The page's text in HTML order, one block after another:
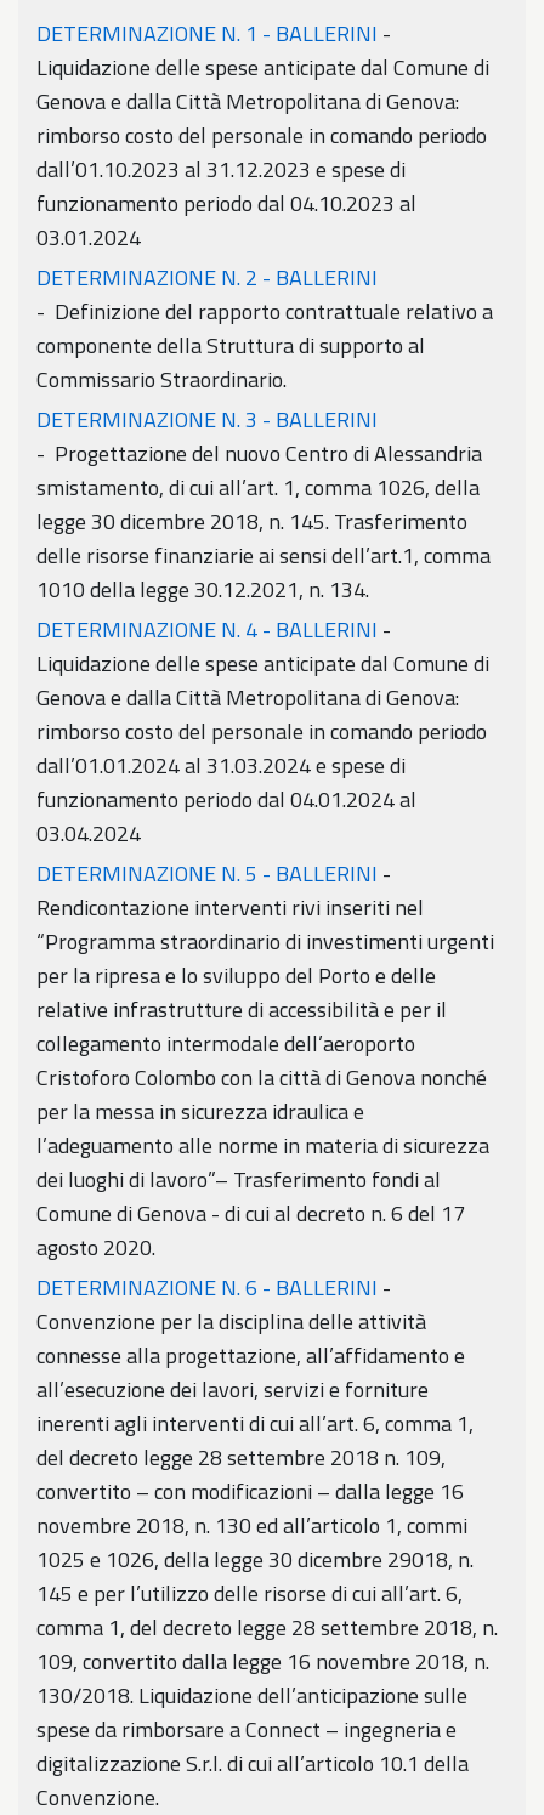
DETERMINAZIONE N. 1 - BALLERINI -
Liquidazione delle spese anticipate dal Comune di
Genova e dalla Città Metropolitana di Genova:
rimborso costo del personale in comando periodo
dall’01.10.2023 al 31.12.2023 e spese di
funzionamento periodo dal 04.10.2023 al
03.01.2024
DETERMINAZIONE N. 2 - BALLERINI
- Definizione del rapporto contrattuale relativo a
componente della Struttura di supporto al
Commissario Straordinario.
DETERMINAZIONE N. 3 - BALLERINI
- Progettazione del nuovo Centro di Alessandria
smistamento, di cui all’art. 1, comma 1026, della
legge 30 dicembre 2018, n. 145. Trasferimento
delle risorse finanziarie ai sensi dell’art.1, comma
1010 della legge 30.12.2021, n. 134.
DETERMINAZIONE N. 4 - BALLERINI -
Liquidazione delle spese anticipate dal Comune di
Genova e dalla Città Metropolitana di Genova:
rimborso costo del personale in comando periodo
dall’01.01.2024 al 31.03.2024 e spese di
funzionamento periodo dal 04.01.2024 al
03.04.2024
DETERMINAZIONE N. 5 - BALLERINI -
Rendicontazione interventi rivi inseriti nel
“Programma straordinario di investimenti urgenti
per la ripresa e lo sviluppo del Porto e delle
relative infrastrutture di accessibilità e per il
collegamento intermodale dell’aeroporto
Cristoforo Colombo con la città di Genova nonché
per la messa in sicurezza idraulica e
l’adeguamento alle norme in materia di sicurezza
dei luoghi di lavoro”– Trasferimento fondi al
Comune di Genova - di cui al decreto n. 6 del 17
agosto 2020.
DETERMINAZIONE N. 6 - BALLERINI -
Convenzione per la disciplina delle attività
connesse alla progettazione, all’affidamento e
all’esecuzione dei lavori, servizi e forniture
inerenti agli interventi di cui all’art. 6, comma 1,
del decreto legge 28 settembre 2018 n. 109,
convertito – con modificazioni – dalla legge 16
novembre 2018, n. 130 ed all’articolo 1, commi
1025 e 1026, della legge 30 dicembre 29018, n.
145 e per l’utilizzo delle risorse di cui all’art. 6,
comma 1, del decreto legge 28 settembre 2018, n.
109, convertito dalla legge 16 novembre 2018, n.
130/2018. Liquidazione dell’anticipazione sulle
spese da rimborsare a Connect – ingegneria e
digitalizzazione S.r.l. di cui all’articolo 10.1 della
Convenzione.